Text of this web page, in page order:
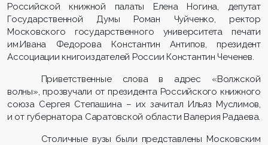
Российской книжной палаты Елена Ногина, депутат
Государственной Думы Роман Чуйченко, ректор
Московского государственного университета печати
им.Ивана Федорова Константин Антипов, президент
Ассоциации книгоиздателей России Константин Чеченев.
Приветственные слова в адрес «Волжской
волны», прозвучали от президента Российского книжного
союза Сергея Степашина – их зачитал Ильяз Муслимов,
и от губернатора Саратовской области Валерия Радаева.
Столичные вузы были представлены Московским